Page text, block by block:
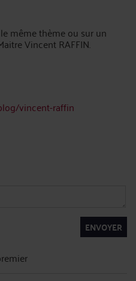
même thème ou sur un
Vincent RAFFIN.
vincent-raffin
ENVOYER